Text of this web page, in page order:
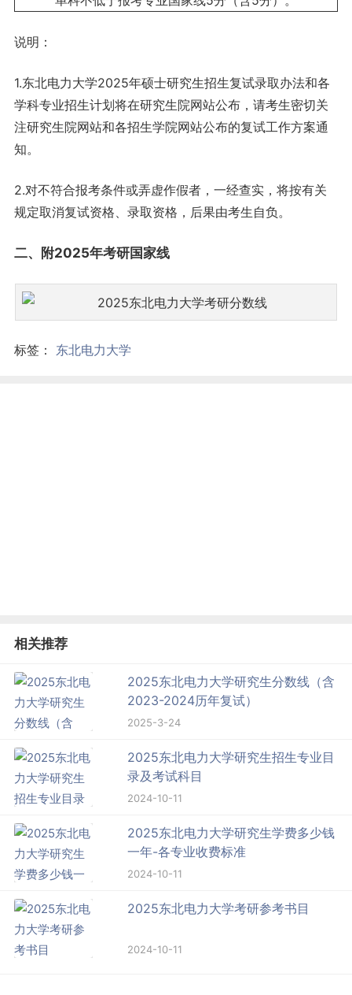
说明：
1.东北电力大学2025年硕士研究生招生复试录取办法和各
学科专业招生计划将在研究生院网站公布，请考生密切关
注研究生院网站和各招生学院网站公布的复试工作方案通
知。
2.对不符合报考条件或弄虚作假者，一经查实，将按有关
规定取消复试资格、录取资格，后果由考生自负。
二、附2025年考研国家线
标签： 东北电力大学
相关推荐
2025东北电力大学研究生分数线（含
2023-2024历年复试）
2025-3-24
2025东北电力大学研究生招生专业目
录及考试科目
2024-10-11
2025东北电力大学研究生学费多少钱
一年-各专业收费标准
2024-10-11
2025东北电力大学考研参考书目
2024-10-11